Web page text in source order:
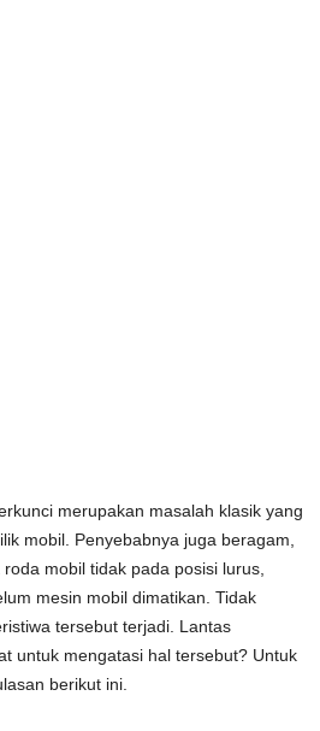
merupakan masalah klasik yang
mobil. Penyebabnya juga beragam,
mobil tidak pada posisi lurus,
mesin mobil dimatikan. Tidak
tersebut terjadi. Lantas
untuk mengatasi hal tersebut? Untuk
berikut ini.